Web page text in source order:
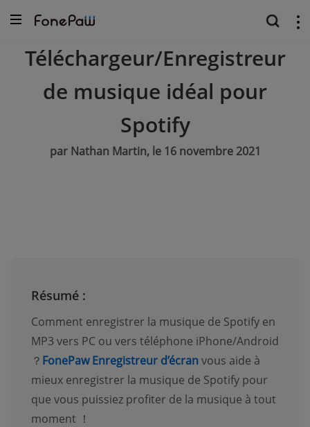
Téléchargeur/Enregistreur
de musique idéal pour
Spotify
par Nathan Martin, le 16 novembre 2021
Résumé :
Comment enregistrer la musique de Spotify en
MP3 vers PC ou vers téléphone iPhone/Android
？ FonePaw Enregistreur d’écranvous aide à
mieux enregistrer la musique de Spotify pour
que vous puissiez profiter de la musique à tout
moment ！